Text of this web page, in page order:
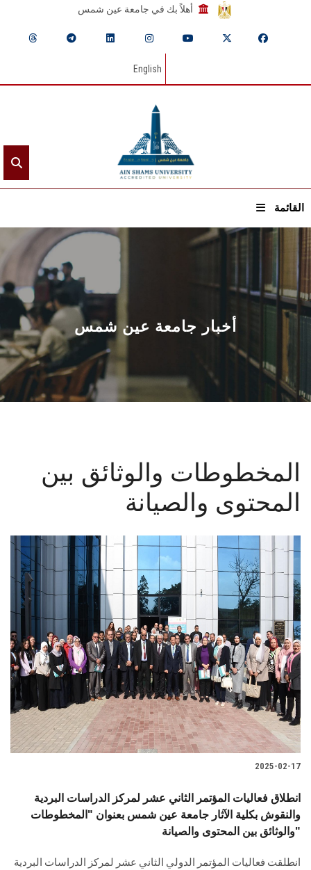
أهلاً بك في جامعة عين شمس
English
القائمة
الرئيسيـة
عن الجامعة
القطاعـات
الشئون الأكاديمية
البحث العلمي
المراكز والوحدات
الإعلام
تواصل معنا
الطلاب
هيئة التدريس
الدراسات العليا
الخريجين
الزائـرون
سجل الان
أخبار جامعة عين شمس
المخطوطات والوثائق بين
المحتوى والصيانة
2025-02-17
انطلاق فعاليات المؤتمر الثاني عشر لمركز الدراسات البردية
والنقوش بكلية الآثار جامعة عين شمس بعنوان "المخطوطات
والوثائق بين المحتوى والصيانة"
انطلقت فعاليات المؤتمر الدولي الثاني عشر لمركز الدراسات البردية